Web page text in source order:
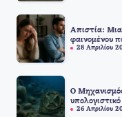
Απιστία: Μια
φαινομένου
28 Απριλίου
Ο
26 Απριλίου